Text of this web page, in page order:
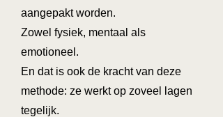
aangepakt worden.
Zowel fysiek, mentaal als
emotioneel.
En dat is ook de kracht van deze
methode: ze werkt op zoveel lagen
tegelijk.